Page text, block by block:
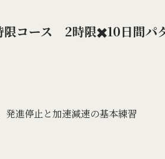
限コース 2時限✖️10日間パ
発進停止と加速減速の基本練習